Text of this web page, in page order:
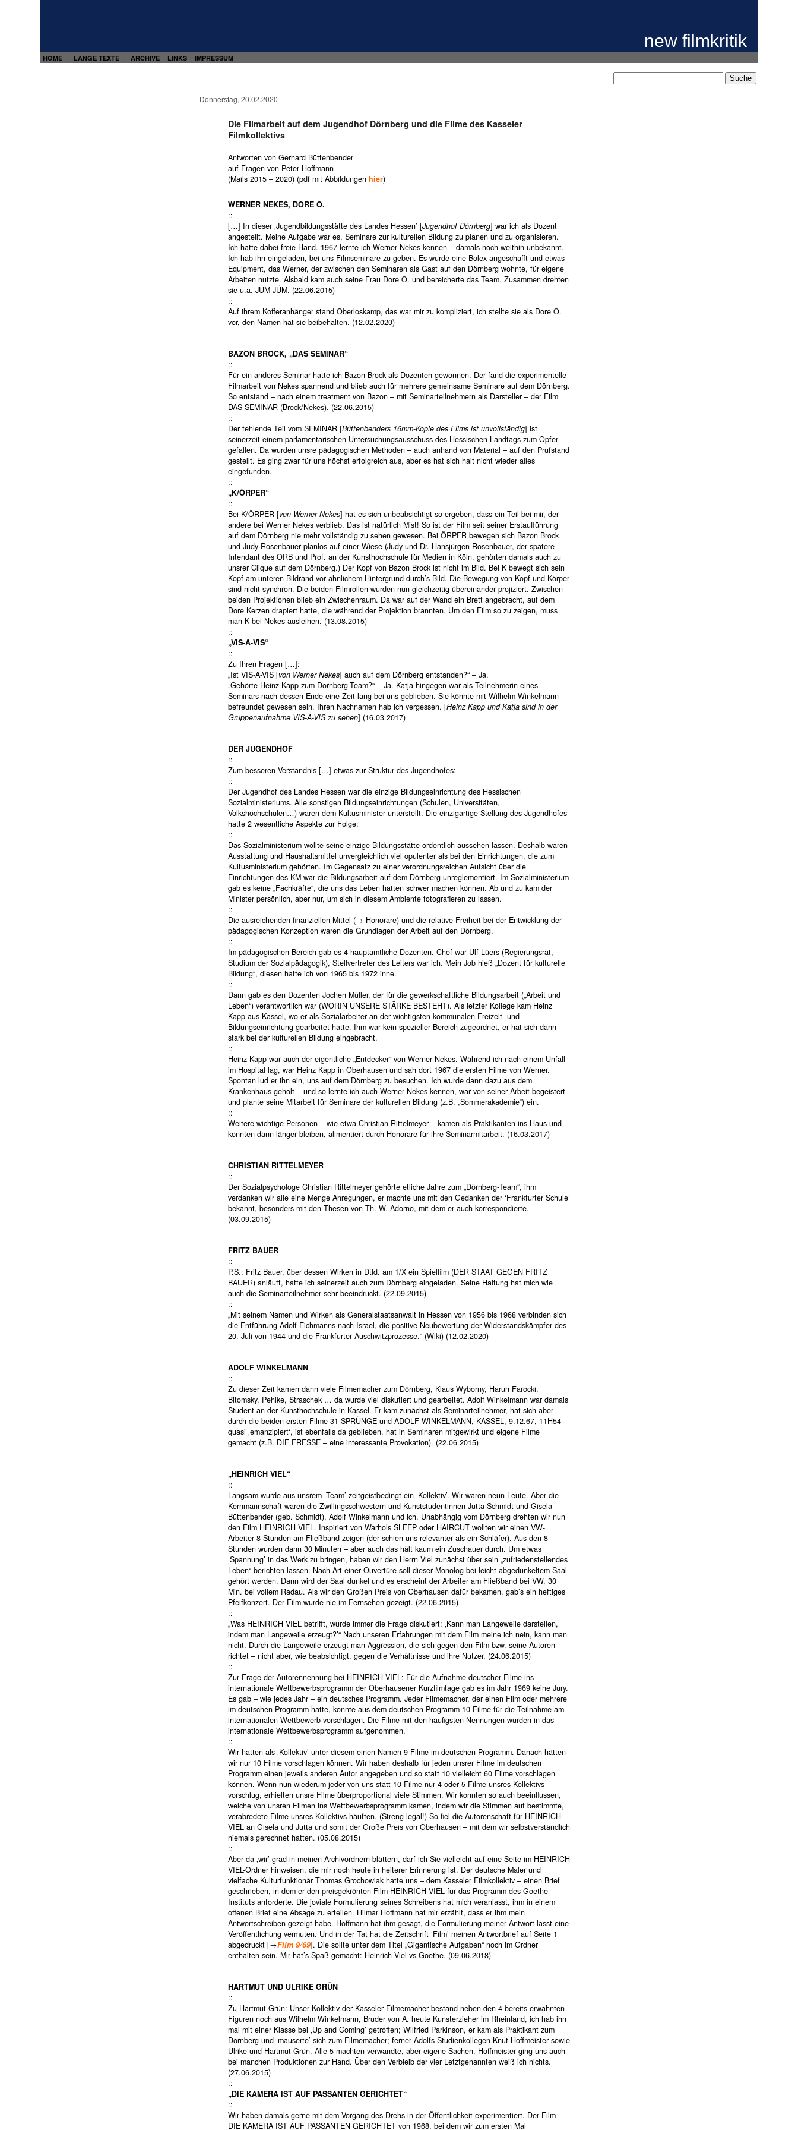
new filmkritik
HOME | LANGE TEXTE | ARCHIVE LINKS IMPRESSUM
Donnerstag, 20.02.2020
Die Filmarbeit auf dem Jugendhof Dörnberg und die Filme des Kasseler
Filmkollektivs
Antworten von Gerhard Büttenbender
auf Fragen von Peter Hoffmann
(Mails 2015 – 2020) (pdf mit Abbildungen hier)
WERNER NEKES, DORE O.
::
[…] In dieser ‚Jugendbildungsstätte des Landes Hessen’ [Jugendhof Dörnberg] war ich als Dozent
angestellt. Meine Aufgabe war es, Seminare zur kulturellen Bildung zu planen und zu organisieren.
Ich hatte dabei freie Hand. 1967 lernte ich Werner Nekes kennen – damals noch weithin unbekannt.
Ich hab ihn eingeladen, bei uns Filmseminare zu geben. Es wurde eine Bolex angeschafft und etwas
Equipment, das Werner, der zwischen den Seminaren als Gast auf den Dörnberg wohnte, für eigene
Arbeiten nutzte. Alsbald kam auch seine Frau Dore O. und bereicherte das Team. Zusammen drehten
sie u.a. JÜM-JÜM. (22.06.2015)
::
Auf ihrem Kofferanhänger stand Oberloskamp, das war mir zu kompliziert, ich stellte sie als Dore O.
vor, den Namen hat sie beibehalten. (12.02.2020)
BAZON BROCK, „DAS SEMINAR“
::
Für ein anderes Seminar hatte ich Bazon Brock als Dozenten gewonnen. Der fand die experimentelle
Filmarbeit von Nekes spannend und blieb auch für mehrere gemeinsame Seminare auf dem Dörnberg.
So entstand – nach einem treatment von Bazon – mit Seminarteilnehmern als Darsteller – der Film
DAS SEMINAR (Brock/Nekes). (22.06.2015)
::
Der fehlende Teil vom SEMINAR [Büttenbenders 16mm-Kopie des Films ist unvollständig] ist
seinerzeit einem parlamentarischen Untersuchungsausschuss des Hessischen Landtags zum Opfer
gefallen. Da wurden unsre pädagogischen Methoden – auch anhand von Material – auf den Prüfstand
gestellt. Es ging zwar für uns höchst erfolgreich aus, aber es hat sich halt nicht wieder alles
eingefunden.
::
„K/ÖRPER“
::
Bei K/ÖRPER [von Werner Nekes] hat es sich unbeabsichtigt so ergeben, dass ein Teil bei mir, der
andere bei Werner Nekes verblieb. Das ist natürlich Mist! So ist der Film seit seiner Erstaufführung
auf dem Dörnberg nie mehr vollständig zu sehen gewesen. Bei ÖRPER bewegen sich Bazon Brock
und Judy Rosenbauer planlos auf einer Wiese (Judy und Dr. Hansjürgen Rosenbauer, der spätere
Intendant des ORB und Prof. an der Kunsthochschule für Medien in Köln, gehörten damals auch zu
unsrer Clique auf dem Dörnberg.) Der Kopf von Bazon Brock ist nicht im Bild. Bei K bewegt sich sein
Kopf am unteren Bildrand vor ähnlichem Hintergrund durch’s Bild. Die Bewegung von Kopf und Körper
sind nicht synchron. Die beiden Filmrollen wurden nun gleichzeitig übereinander projiziert. Zwischen
beiden Projektionen blieb ein Zwischenraum. Da war auf der Wand ein Brett angebracht, auf dem
Dore Kerzen drapiert hatte, die während der Projektion brannten. Um den Film so zu zeigen, muss
man K bei Nekes ausleihen. (13.08.2015)
::
„VIS-A-VIS“
::
Zu Ihren Fragen […]:
„Ist VIS-A-VIS [von Werner Nekes] auch auf dem Dörnberg entstanden?“ – Ja.
„Gehörte Heinz Kapp zum Dörnberg-Team?“ – Ja. Katja hingegen war als Teilnehmerin eines
Seminars nach dessen Ende eine Zeit lang bei uns geblieben. Sie könnte mit Wilhelm Winkelmann
befreundet gewesen sein. Ihren Nachnamen hab ich vergessen. [Heinz Kapp und Katja sind in der
Gruppenaufnahme VIS-A-VIS zu sehen] (16.03.2017)
DER JUGENDHOF
::
Zum besseren Verständnis […] etwas zur Struktur des Jugendhofes:
::
Der Jugendhof des Landes Hessen war die einzige Bildungseinrichtung des Hessischen
Sozialministeriums. Alle sonstigen Bildungseinrichtungen (Schulen, Universitäten,
Volkshochschulen…) waren dem Kultusminister unterstellt. Die einzigartige Stellung des Jugendhofes
hatte 2 wesentliche Aspekte zur Folge:
::
Das Sozialministerium wollte seine einzige Bildungsstätte ordentlich aussehen lassen. Deshalb waren
Ausstattung und Haushaltsmittel unvergleichlich viel opulenter als bei den Einrichtungen, die zum
Kultusministerium gehörten. Im Gegensatz zu einer verordnungsreichen Aufsicht über die
Einrichtungen des KM war die Bildungsarbeit auf dem Dörnberg unreglementiert. Im Sozialministerium
gab es keine „Fachkräfte“, die uns das Leben hätten schwer machen können. Ab und zu kam der
Minister persönlich, aber nur, um sich in diesem Ambiente fotografieren zu lassen.
::
Die ausreichenden finanziellen Mittel (→ Honorare) und die relative Freiheit bei der Entwicklung der
pädagogischen Konzeption waren die Grundlagen der Arbeit auf den Dörnberg.
::
Im pädagogischen Bereich gab es 4 hauptamtliche Dozenten. Chef war Ulf Lüers (Regierungsrat,
Studium der Sozialpädagogik), Stellvertreter des Leiters war ich. Mein Job hieß „Dozent für kulturelle
Bildung“, diesen hatte ich von 1965 bis 1972 inne.
::
Dann gab es den Dozenten Jochen Müller, der für die gewerkschaftliche Bildungsarbeit („Arbeit und
Leben“) verantwortlich war (WORIN UNSERE STÄRKE BESTEHT). Als letzter Kollege kam Heinz
Kapp aus Kassel, wo er als Sozialarbeiter an der wichtigsten kommunalen Freizeit- und
Bildungseinrichtung gearbeitet hatte. Ihm war kein spezieller Bereich zugeordnet, er hat sich dann
stark bei der kulturellen Bildung eingebracht.
::
Heinz Kapp war auch der eigentliche „Entdecker“ von Werner Nekes. Während ich nach einem Unfall
im Hospital lag, war Heinz Kapp in Oberhausen und sah dort 1967 die ersten Filme von Werner.
Spontan lud er ihn ein, uns auf dem Dörnberg zu besuchen. Ich wurde dann dazu aus dem
Krankenhaus geholt – und so lernte ich auch Werner Nekes kennen, war von seiner Arbeit begeistert
und plante seine Mitarbeit für Seminare der kulturellen Bildung (z.B. „Sommerakademie“) ein.
::
Weitere wichtige Personen – wie etwa Christian Rittelmeyer – kamen als Praktikanten ins Haus und
konnten dann länger bleiben, alimentiert durch Honorare für ihre Seminarmitarbeit. (16.03.2017)
CHRISTIAN RITTELMEYER
::
Der Sozialpsychologe Christian Rittelmeyer gehörte etliche Jahre zum „Dörnberg-Team“, ihm
verdanken wir alle eine Menge Anregungen, er machte uns mit den Gedanken der ‘Frankfurter Schule’
bekannt, besonders mit den Thesen von Th. W. Adorno, mit dem er auch korrespondierte.
(03.09.2015)
FRITZ BAUER
::
P.S.: Fritz Bauer, über dessen Wirken in Dtld. am 1/X ein Spielfilm (DER STAAT GEGEN FRITZ
BAUER) anläuft, hatte ich seinerzeit auch zum Dörnberg eingeladen. Seine Haltung hat mich wie
auch die Seminarteilnehmer sehr beeindruckt. (22.09.2015)
::
„Mit seinem Namen und Wirken als Generalstaatsanwalt in Hessen von 1956 bis 1968 verbinden sich
die Entführung Adolf Eichmanns nach Israel, die positive Neubewertung der Widerstandskämpfer des
20. Juli von 1944 und die Frankfurter Auschwitzprozesse.“ (Wiki) (12.02.2020)
ADOLF WINKELMANN
::
Zu dieser Zeit kamen dann viele Filmemacher zum Dörnberg, Klaus Wyborny, Harun Farocki,
Bitomsky, Pehlke, Straschek … da wurde viel diskutiert und gearbeitet. Adolf Winkelmann war damals
Student an der Kunsthochschule in Kassel. Er kam zunächst als Seminarteilnehmer, hat sich aber
durch die beiden ersten Filme 31 SPRÜNGE und ADOLF WINKELMANN, KASSEL, 9.12.67, 11H54
quasi ‚emanzipiert‘, ist ebenfalls da geblieben, hat in Seminaren mitgewirkt und eigene Filme
gemacht (z.B. DIE FRESSE – eine interessante Provokation). (22.06.2015)
„HEINRICH VIEL“
::
Langsam wurde aus unsrem ‚Team’ zeitgeistbedingt ein ‚Kollektiv’. Wir waren neun Leute. Aber die
Kernmannschaft waren die Zwillingsschwestern und Kunststudentinnen Jutta Schmidt und Gisela
Büttenbender (geb. Schmidt), Adolf Winkelmann und ich. Unabhängig vom Dörnberg drehten wir nun
den Film HEINRICH VIEL. Inspiriert von Warhols SLEEP oder HAIRCUT wollten wir einen VW-
Arbeiter 8 Stunden am Fließband zeigen (der schien uns relevanter als ein Schläfer). Aus den 8
Stunden wurden dann 30 Minuten – aber auch das hält kaum ein Zuschauer durch. Um etwas
‚Spannung’ in das Werk zu bringen, haben wir den Herrn Viel zunächst über sein „zufriedenstellendes
Leben“ berichten lassen. Nach Art einer Ouvertüre soll dieser Monolog bei leicht abgedunkeltem Saal
gehört werden. Dann wird der Saal dunkel und es erscheint der Arbeiter am Fließband bei VW, 30
Min. bei vollem Radau. Als wir den Großen Preis von Oberhausen dafür bekamen, gab’s ein heftiges
Pfeifkonzert. Der Film wurde nie im Fernsehen gezeigt. (22.06.2015)
::
„Was HEINRICH VIEL betrifft, wurde immer die Frage diskutiert: ‚Kann man Langeweile darstellen,
indem man Langeweile erzeugt?’“ Nach unseren Erfahrungen mit dem Film meine ich nein, kann man
nicht. Durch die Langeweile erzeugt man Aggression, die sich gegen den Film bzw. seine Autoren
richtet – nicht aber, wie beabsichtigt, gegen die Verhältnisse und ihre Nutzer. (24.06.2015)
::
Zur Frage der Autorennennung bei HEINRICH VIEL: Für die Aufnahme deutscher Filme ins
internationale Wettbewerbsprogramm der Oberhausener Kurzfilmtage gab es im Jahr 1969 keine Jury.
Es gab – wie jedes Jahr – ein deutsches Programm. Jeder Filmemacher, der einen Film oder mehrere
im deutschen Programm hatte, konnte aus dem deutschen Programm 10 Filme für die Teilnahme am
internationalen Wettbewerb vorschlagen. Die Filme mit den häufigsten Nennungen wurden in das
internationale Wettbewerbsprogramm aufgenommen.
::
Wir hatten als ‚Kollektiv’ unter diesem einen Namen 9 Filme im deutschen Programm. Danach hätten
wir nur 10 Filme vorschlagen können. Wir haben deshalb für jeden unsrer Filme im deutschen
Programm einen jeweils anderen Autor angegeben und so statt 10 vielleicht 60 Filme vorschlagen
können. Wenn nun wiederum jeder von uns statt 10 Filme nur 4 oder 5 Filme unsres Kollektivs
vorschlug, erhielten unsre Filme überproportional viele Stimmen. Wir konnten so auch beeinflussen,
welche von unsren Filmen ins Wettbewerbsprogramm kamen, indem wir die Stimmen auf bestimmte,
verabredete Filme unsres Kollektivs häuften. (Streng legal!) So fiel die Autorenschaft für HEINRICH
VIEL an Gisela und Jutta und somit der Große Preis von Oberhausen – mit dem wir selbstverständlich
niemals gerechnet hatten. (05.08.2015)
::
Aber da ‚wir’ grad in meinen Archivordnern blättern, darf ich Sie vielleicht auf eine Seite im HEINRICH
VIEL-Ordner hinweisen, die mir noch heute in heiterer Erinnerung ist. Der deutsche Maler und
vielfache Kulturfunktionär Thomas Grochowiak hatte uns – dem Kasseler Filmkollektiv – einen Brief
geschrieben, in dem er den preisgekrönten Film HEINRICH VIEL für das Programm des Goethe-
Instituts anforderte. Die joviale Formulierung seines Schreibens hat mich veranlasst, ihm in einem
offenen Brief eine Absage zu erteilen. Hilmar Hoffmann hat mir erzählt, dass er ihm mein
Antwortschreiben gezeigt habe. Hoffmann hat ihm gesagt, die Formulierung meiner Antwort lässt eine
Veröffentlichung vermuten. Und in der Tat hat die Zeitschrift ‘Film’ meinen Antwortbrief auf Seite 1
abgedruckt [→Film 9/69]. Die sollte unter dem Titel „Gigantische Aufgaben“ noch im Ordner
enthalten sein. Mir hat’s Spaß gemacht: Heinrich Viel vs Goethe. (09.06.2018)
HARTMUT UND ULRIKE GRÜN
::
Zu Hartmut Grün: Unser Kollektiv der Kasseler Filmemacher bestand neben den 4 bereits erwähnten
Figuren noch aus Wilhelm Winkelmann, Bruder von A. heute Kunsterzieher im Rheinland, ich hab ihn
mal mit einer Klasse bei ‚Up and Coming’ getroffen; Wilfried Parkinson, er kam als Praktikant zum
Dörnberg und ‚mauserte’ sich zum Filmemacher; ferner Adolfs Studienkollegen Knut Hoffmeister sowie
Ulrike und Hartmut Grün. Alle 5 machten verwandte, aber eigene Sachen. Hoffmeister ging uns auch
bei manchen Produktionen zur Hand. Über den Verbleib der vier Letztgenannten weiß ich nichts.
(27.06.2015)
::
„DIE KAMERA IST AUF PASSANTEN GERICHTET“
::
Wir haben damals gerne mit dem Vorgang des Drehs in der Öffentlichkeit experimentiert. Der Film
DIE KAMERA IST AUF PASSANTEN GERICHTET von 1968, bei dem wir zum ersten Mal